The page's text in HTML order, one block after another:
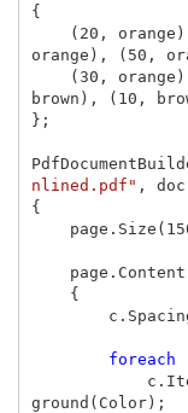
{
( 20 , orange
orange ), ( 50 ,
( 30 , orange
brown ), ( 10 ,
};
nlined.pdf" , doc
{
page . Size (
page . Content
{
c .
foreach
c .
ground ( Color);